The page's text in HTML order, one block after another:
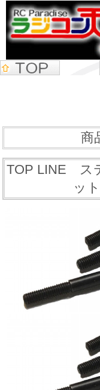
商
TOP LINE ス
ッ